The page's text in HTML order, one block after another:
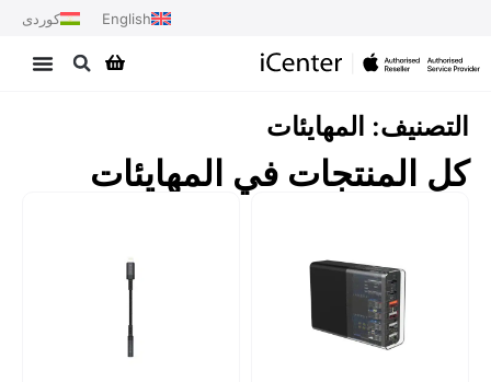
English کوردی
التصنيف: المهايئات
كل المنتجات في المهايئات